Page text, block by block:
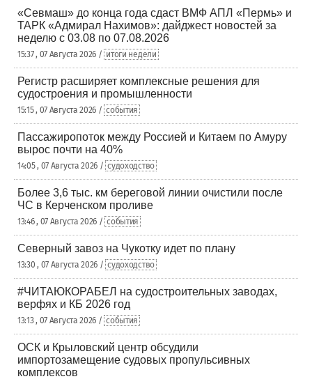
«Севмаш» до конца года сдаст ВМФ АПЛ «Пермь» и
ТАРК «Адмирал Нахимов»: дайджест новостей за
неделю с 03.08 по 07.08.2026
15:37 , 07 Августа 2026 / итоги недели
Регистр расширяет комплексные решения для
судостроения и промышленности
15:15 , 07 Августа 2026 / события
Пассажиропоток между Россией и Китаем по Амуру
вырос почти на 40%
14:05 , 07 Августа 2026 / судоходство
Более 3,6 тыс. км береговой линии очистили после
ЧС в Керченском проливе
13:46 , 07 Августа 2026 / события
Северный завоз на Чукотку идет по плану
13:30 , 07 Августа 2026 / судоходство
#ЧИТАЮКОРАБЕЛ на судостроительных заводах,
верфях и КБ 2026 год
13:13 , 07 Августа 2026 / события
ОСК и Крыловский центр обсудили
импортозамещение судовых пропульсивных
комплексов